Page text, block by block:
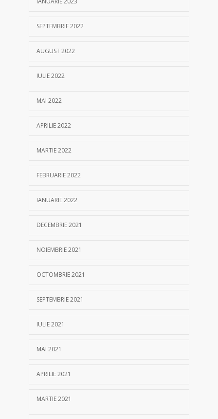
SEPTEMBRIE 2022
AUGUST 2022
IULIE 2022
MAI 2022
APRILIE 2022
MARTIE 2022
FEBRUARIE 2022
IANUARIE 2022
DECEMBRIE 2021
NOIEMBRIE 2021
OCTOMBRIE 2021
SEPTEMBRIE 2021
IULIE 2021
MAI 2021
APRILIE 2021
MARTIE 2021